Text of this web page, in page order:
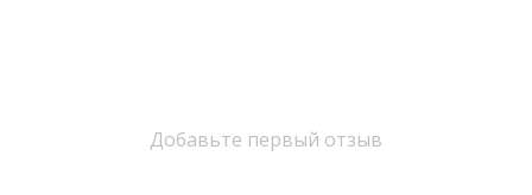
Добавьте первый отзыв